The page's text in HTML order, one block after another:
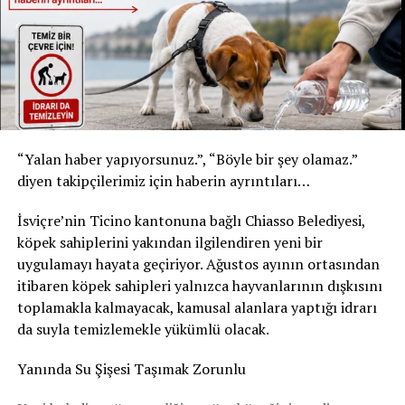
* Şişe: 200 ml
* Son tüketim tarihi: 31 Temmuz 2027
* Kızılay Elma Aromalı Gazlı İçecek
* Şişe: 200 ml
* Son tüketim tarihi: 20 Şubat 2027
ürünlerin geri çağırma kapsamında olduğunu belirtti.
Akar Swiss AG, tüketicilerden belirtilen ürünleri
kesinlikle tüketmemelerini istedi. Geri çağırma
kapsamındaki içecekler, satın alma fişi ibraz edilmeden
satın alındıkları market veya satış noktasına teslim
edilebilecek. Ürün bedeli tüketicilere tam olarak iade
“Yalan haber yapıyorsunuz.”, “Böyle bir şey olamaz.”
diyen takipçilerimiz için haberin ayrıntıları…
İsviçre’nin Ticino kantonuna bağlı Chiasso Belediyesi,
köpek sahiplerini yakından ilgilendiren yeni bir
uygulamayı hayata geçiriyor. Ağustos ayının ortasından
itibaren köpek sahipleri yalnızca hayvanlarının dışkısını
toplamakla kalmayacak, kamusal alanlara yaptığı idrarı
da suyla temizlemekle yükümlü olacak.
Yanında Su Şişesi Taşımak Zorunlu